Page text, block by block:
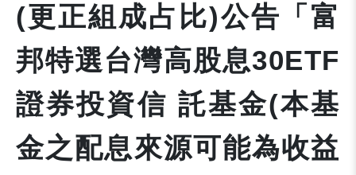
(更正組成占比)公告「富
邦特選台灣高股息30ETF
證券投資信 託基金(本基
金之配息來源可能為收益